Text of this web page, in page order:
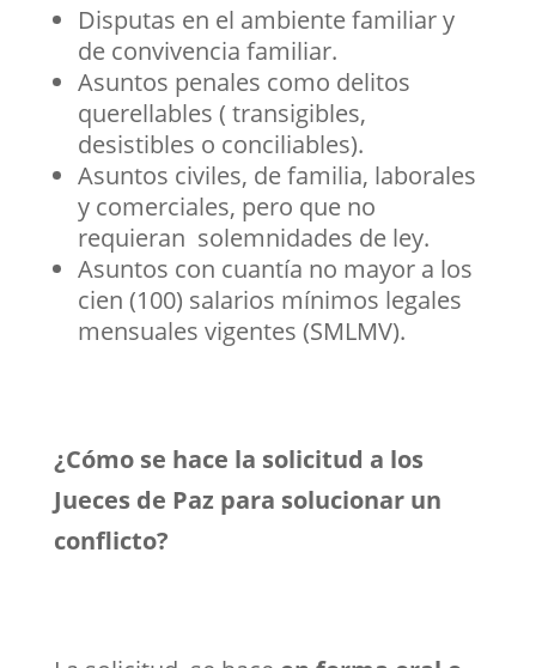
Disputas en el ambiente familiar y
de convivencia familiar.
Asuntos penales como delitos
querellables ( transigibles,
desistibles o conciliables).
Asuntos civiles, de familia, laborales
y comerciales, pero que no
requieran solemnidades de ley.
Asuntos con cuantía no mayor a los
cien (100) salarios mínimos legales
mensuales vigentes (SMLMV).
¿Cómo se hace la solicitud a los
Jueces de Paz para solucionar un
conflicto?